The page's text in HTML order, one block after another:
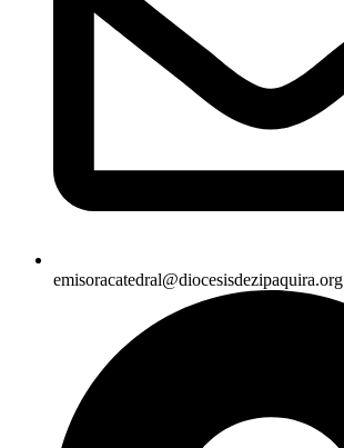
emisoracatedral@diocesisdezipaquira.org